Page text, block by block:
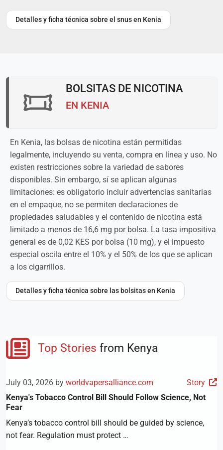
Detalles y ficha técnica sobre el snus en Kenia
BOLSITAS DE NICOTINA
EN KENIA
En Kenia, las bolsas de nicotina están permitidas
legalmente, incluyendo su venta, compra en línea y uso. No
existen restricciones sobre la variedad de sabores
disponibles. Sin embargo, sí se aplican algunas
limitaciones: es obligatorio incluir advertencias sanitarias
en el empaque, no se permiten declaraciones de
propiedades saludables y el contenido de nicotina está
limitado a menos de 16,6 mg por bolsa. La tasa impositiva
general es de 0,02 KES por bolsa (10 mg), y el impuesto
especial oscila entre el 10% y el 50% de los que se aplican
a los cigarrillos.
Detalles y ficha técnica sobre las bolsitas en Kenia
Top Stories from Kenya
July 03, 2026 by worldvapersalliance.com
Story
Kenya's Tobacco Control Bill Should Follow Science, Not
Fear
Kenya’s tobacco control bill should be guided by science,
not fear. Regulation must protect …